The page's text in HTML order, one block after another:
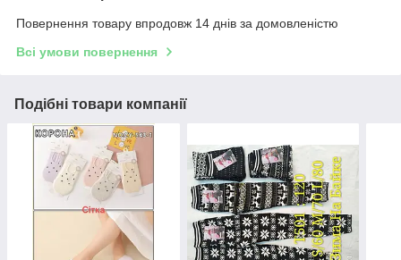
Повернення товару впродовж 14 днів за домовленістю
Всі умови повернення
Подібні товари компанії